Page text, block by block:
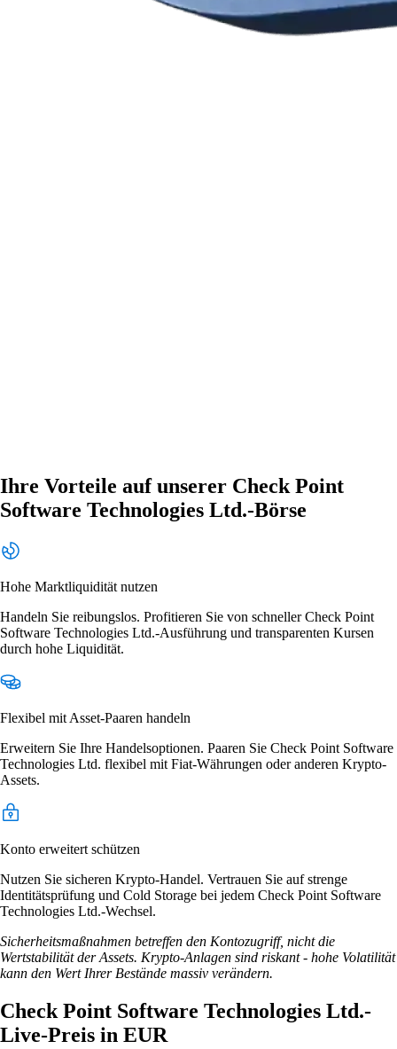
Ihre Vorteile auf unserer Check Point
Software Technologies Ltd.-Börse
Hohe Marktliquidität nutzen
Handeln Sie reibungslos. Profitieren Sie von schneller Check Point
Software Technologies Ltd.-Ausführung und transparenten Kursen
durch hohe Liquidität.
Flexibel mit Asset-Paaren handeln
Erweitern Sie Ihre Handelsoptionen. Paaren Sie Check Point Software
Technologies Ltd. flexibel mit Fiat-Währungen oder anderen Krypto-
Assets.
Konto erweitert schützen
Nutzen Sie sicheren Krypto-Handel. Vertrauen Sie auf strenge
Identitätsprüfung und Cold Storage bei jedem Check Point Software
Technologies Ltd.-Wechsel.
Sicherheitsmaßnahmen betreffen den Kontozugriff, nicht die
Wertstabilität der Assets. Krypto-Anlagen sind riskant - hohe Volatilität
kann den Wert Ihrer Bestände massiv verändern.
Check Point Software Technologies Ltd.-
Live-Preis in EUR